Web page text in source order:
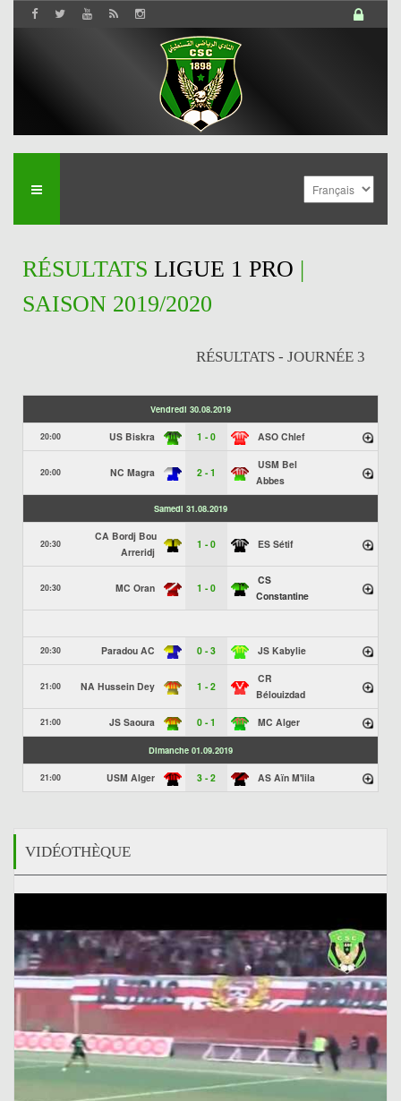
RÉSULTATS LIGUE 1 PRO |
SAISON 2019/2020
RÉSULTATS - JOURNÉE 3
Vendredi 30.08.2019
20:00 US Biskra 1 - 0 ASO Chlef
20:00 NC Magra 2 - 1
USM Bel
Abbes
Samedi 31.08.2019
20:30
CA Bordj Bou
Arreridj
1 - 0 ES Sétif
20:30 MC Oran 1 - 0
CS
Constantine
20:30 Paradou AC 0 - 3 JS Kabylie
21:00 NA Hussein Dey 1 - 2
CR
Bélouizdad
21:00 JS Saoura 0 - 1 MC Alger
Dimanche 01.09.2019
21:00 USM Alger 3 - 2 AS Aïn M'lila
VIDÉOTHÈQUE